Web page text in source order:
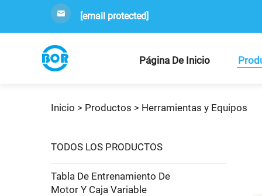
[email protected]
Página De Inicio
Inicio > Productos > Herramientas y Equipos
TODOS LOS PRODUCTOS
Tabla De Entrenamiento De
Motor Y Caja Variable